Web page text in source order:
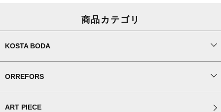
商品カテゴリ
KOSTA BODA
ORREFORS
ART PIECE